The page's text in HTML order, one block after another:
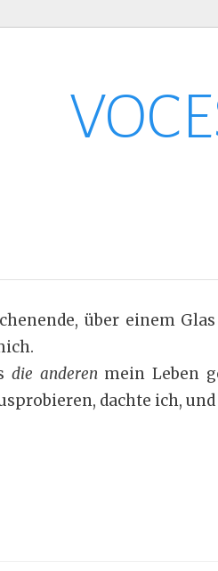
über einem
die anderenmein Leben
dachte ich,